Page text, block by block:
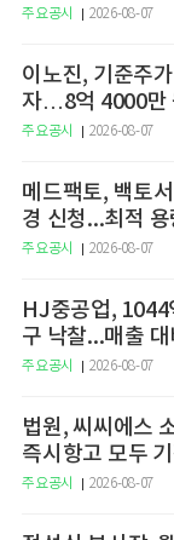
주요공시 2026-08-07
이노진, 기준주
자…8억 4000만
주요공시 2026-08-07
메드팩토, 백토
경 신청...최적
주요공시 2026-08-07
HJ중공업, 1044
구 낙찰...매출
주요공시 2026-08-07
법원, 씨씨에스
즉시항고 모두
주요공시 2026-08-07